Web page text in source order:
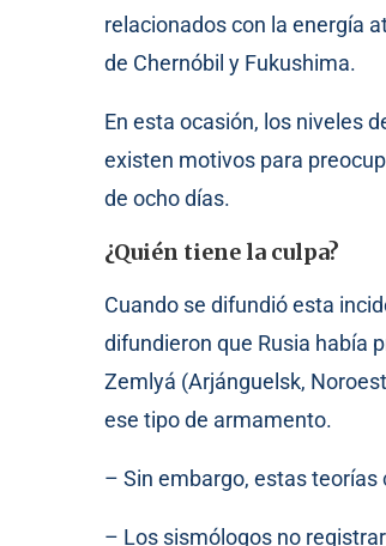
relacionados con la energía
de Chernóbil y Fukushima.
En esta ocasión, los niveles
existen motivos para
de ocho días.
¿Quién tiene la culpa?
Cuando se difundió esta
difundieron que Rusia había
Zemlyá (Arjánguelsk,
ese tipo de armamento.
– Sin embargo, estas
– Los sismólogos no